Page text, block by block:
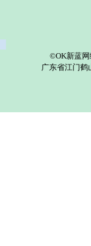
©OK新蓝网
广东省江门鹤